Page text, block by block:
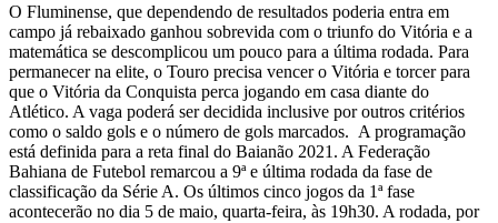
O Fluminense, que dependendo de resultados poderia entra em
campo já rebaixado ganhou sobrevida com o triunfo do Vitória e a
matemática se descomplicou um pouco para a última rodada. Para
permanecer na elite, o Touro precisa vencer o Vitória e torcer para
que o Vitória da Conquista perca jogando em casa diante do
Atlético. A vaga poderá ser decidida inclusive por outros critérios
como o saldo gols e o número de gols marcados. A programação
está definida para a reta final do Baianão 2021. A Federação
Bahiana de Futebol remarcou a 9ª e última rodada da fase de
classificação da Série A. Os últimos cinco jogos da 1ª fase
acontecerão no dia 5 de maio, quarta-feira, às 19h30. A rodada, por